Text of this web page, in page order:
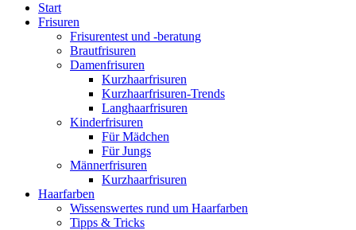
Start
Frisuren
Frisurentest und -beratung
Brautfrisuren
Damenfrisuren
Kurzhaarfrisuren
Kurzhaarfrisuren-Trends
Langhaarfrisuren
Kinderfrisuren
Für Mädchen
Für Jungs
Männerfrisuren
Kurzhaarfrisuren
Haarfarben
Wissenswertes rund um Haarfarben
Tipps & Tricks